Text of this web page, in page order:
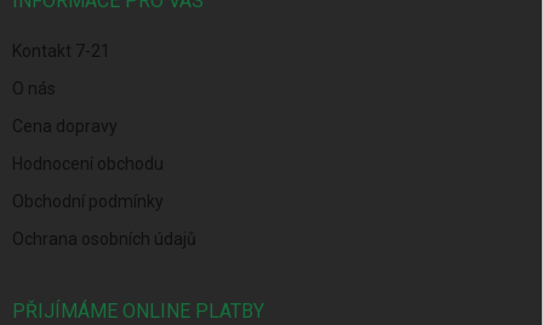
Kontakt 7-21
O nás
Cena dopravy
Hodnocení obchodu
Obchodní podmínky
Ochrana osobních údajů
PŘIJÍMÁME ONLINE PLATBY